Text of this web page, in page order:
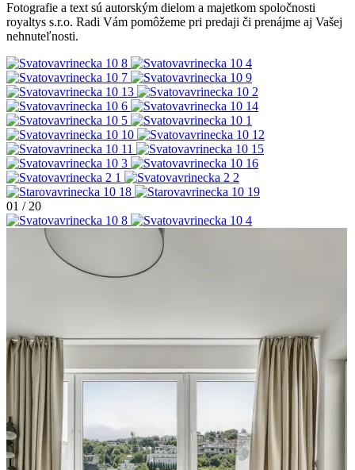
Fotografie a text sú autorským dielom a majetkom spoločnosti
royaltys s.r.o. Radi Vám pomôžeme pri predaji či prenájme aj Vašej
nehnuteľnosti.
01 / 20